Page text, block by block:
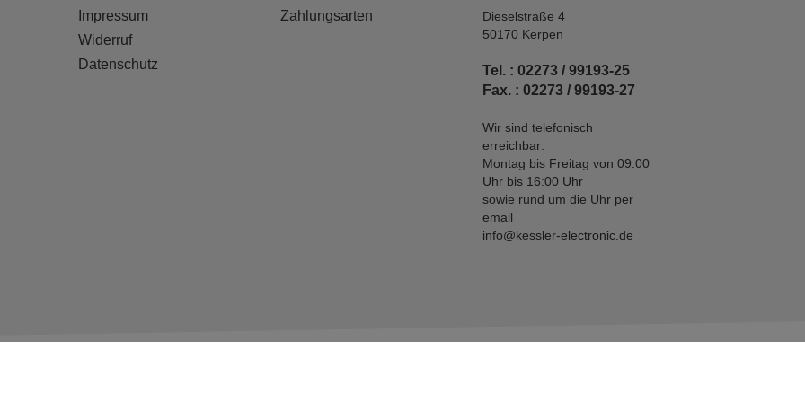
Impressum
Widerruf
Datenschutz
Zahlungsarten
Dieselstraße 4
50170 Kerpen
Tel. : 02273 / 99193-25
Fax. : 02273 / 99193-27
Wir sind telefonisch
erreichbar:
Montag bis Freitag von 09:00
Uhr bis 16:00 Uhr
sowie rund um die Uhr per
email
info@kessler-electronic.de